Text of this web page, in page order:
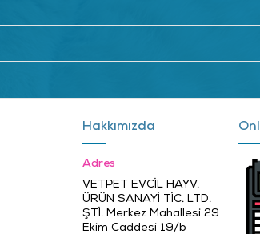
Hakkımızda
Adres
VETPET EVCİL HAYV.
ÜRÜN SANAYİ TİC. LTD.
ŞTİ. Merkez Mahallesi 29
Ekim Caddesi 19/b